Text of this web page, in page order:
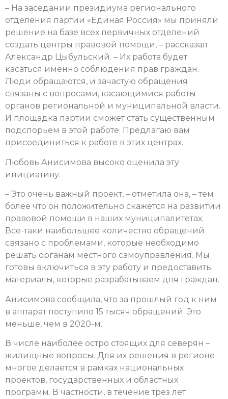
– На заседании президиума регионального
отделения партии «Единая Россия» мы приняли
решение на базе всех первичных отделений
создать центры правовой помощи, – рассказал
Александр Цыбульский. – Их работа будет
касаться именно соблюдения прав граждан.
Люди обращаются, и зачастую обращения
связаны с вопросами, касающимися работы
органов региональной и муниципальной власти.
И площадка партии сможет стать существенным
подспорьем в этой работе. Предлагаю вам
присоединиться к работе в этих центрах.
Любовь Анисимова высоко оценила эту
инициативу.
– Это очень важный проект, – отметила она, – тем
более что он положительно скажется на развитии
правовой помощи в наших муниципалитетах.
Все-таки наибольшее количество обращений
связано с проблемами, которые необходимо
решать органам местного самоуправления. Мы
готовы включиться в эту работу и предоставить
материалы, которые разрабатываем для граждан.
Анисимова сообщила, что за прошлый год к ним
в аппарат поступило 15 тысяч обращений. Это
меньше, чем в 2020-м.
В числе наиболее остро стоящих для северян –
жилищные вопросы. Для их решения в регионе
многое делается в рамках национальных
проектов, государственных и областных
программ. В частности, в течение трез лет